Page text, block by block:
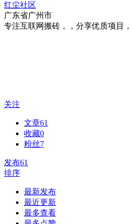
红尘社区
广东省广州市
专注互联网搬砖，，分享优质项目，
关注
文章61
收藏0
粉丝7
发布61
排序
最新发布
最近更新
最多查看